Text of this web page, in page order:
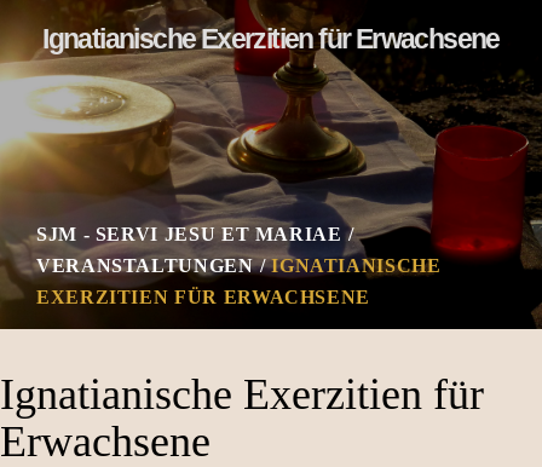
Ignatianische Exerzitien für Erwachsene
SJM - SERVI JESU ET MARIAE
VERANSTALTUNGEN
IGNATIANISCHE
EXERZITIEN FÜR ERWACHSENE
Ignatianische Exerzitien für
Erwachsene